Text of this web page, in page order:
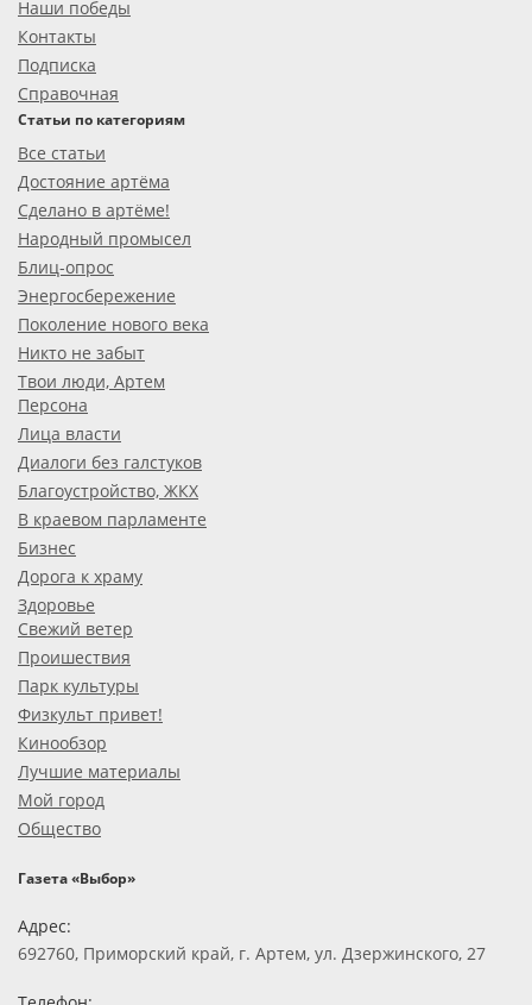
Наши победы
Контакты
Подписка
Справочная
Статьи по категориям
Все статьи
Достояние артёма
Сделано в артёме!
Народный промысел
Блиц-опрос
Энергосбережение
Поколение нового века
Никто не забыт
Твои люди, Артем
Персона
Лица власти
Диалоги без галстуков
Благоустройство, ЖКХ
В краевом парламенте
Бизнес
Дорога к храму
Здоровье
Свежий ветер
Проишествия
Парк культуры
Физкульт привет!
Кинообзор
Лучшие материалы
Мой город
Общество
Газета «Выбор»
Адрес:
692760, Приморский край, г. Артем, ул. Дзержинского, 27